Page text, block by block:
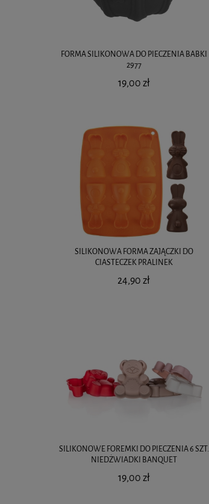
FORMA SILIKONOWA DO PIECZENIA BABKI
2977
19,00 zł
SILIKONOWA FORMA ZAJĄCZKI DO
CIASTECZEK PRALINEK
24,90 zł
SILIKONOWE FOREMKI DO PIECZENIA 6 SZT.
NIEDŻWIADKI BANQUET
19,00 zł